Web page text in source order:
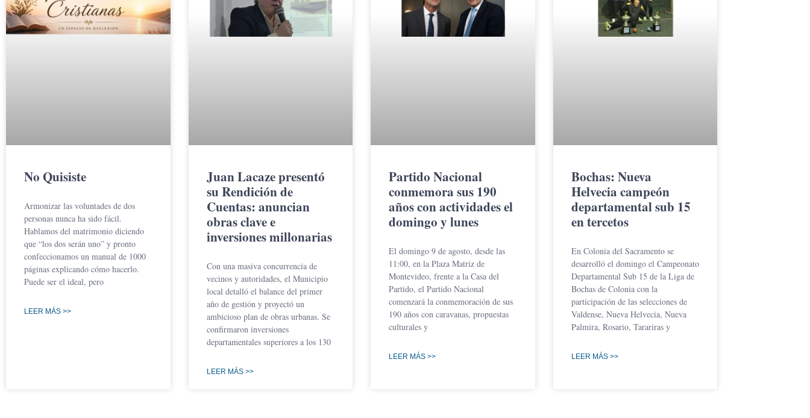
No Quisiste
Armonizar las voluntades de dos
personas nunca ha sido fácil.
Hablamos del matrimonio diciendo
que “los dos serán uno” y pronto
confeccionamos un manual de 1000
páginas explicando cómo hacerlo.
Puede ser el ideal, pero
LEER MÁS >>
Juan Lacaze presentó
su Rendición de
Cuentas: anuncian
obras clave e
inversiones millonarias
Con una masiva concurrencia de
vecinos y autoridades, el Municipio
local detalló el balance del primer
año de gestión y proyectó un
ambicioso plan de obras urbanas. Se
confirmaron inversiones
departamentales superiores a los 130
LEER MÁS >>
Partido Nacional
conmemora sus 190
años con actividades el
domingo y lunes
El domingo 9 de agosto, desde las
11:00, en la Plaza Matriz de
Montevideo, frente a la Casa del
Partido, el Partido Nacional
comenzará la conmemoración de sus
190 años con caravanas, propuestas
culturales y
LEER MÁS >>
Bochas: Nueva
Helvecia campeón
departamental sub 15
en tercetos
En Colonia del Sacramento se
desarrolló el domingo el Campeonato
Departamental Sub 15 de la Liga de
Bochas de Colonia con la
participación de las selecciones de
Valdense, Nueva Helvecia, Nueva
Palmira, Rosario, Tarariras y
LEER MÁS >>